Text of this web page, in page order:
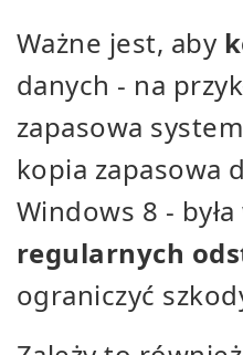
Ważne jest, aby
danych - na
zapasowa
kopia zapasowa
Windows 8 -
regularnych
ograniczyć